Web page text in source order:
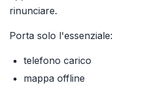
rinunciare.
Porta solo l'essenziale:
telefono carico
mappa offline